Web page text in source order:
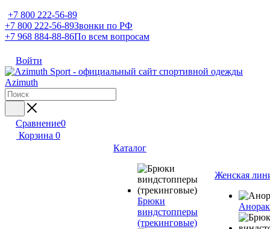
+7 800 222-56-89
+7 800 222-56-89Звонки по РФ
+7 968 884-88-86По всем вопросам
Войти
Сравнение0
Корзина 0
Каталог
Брюки
виндстопперы
(трекинговые)
Женская